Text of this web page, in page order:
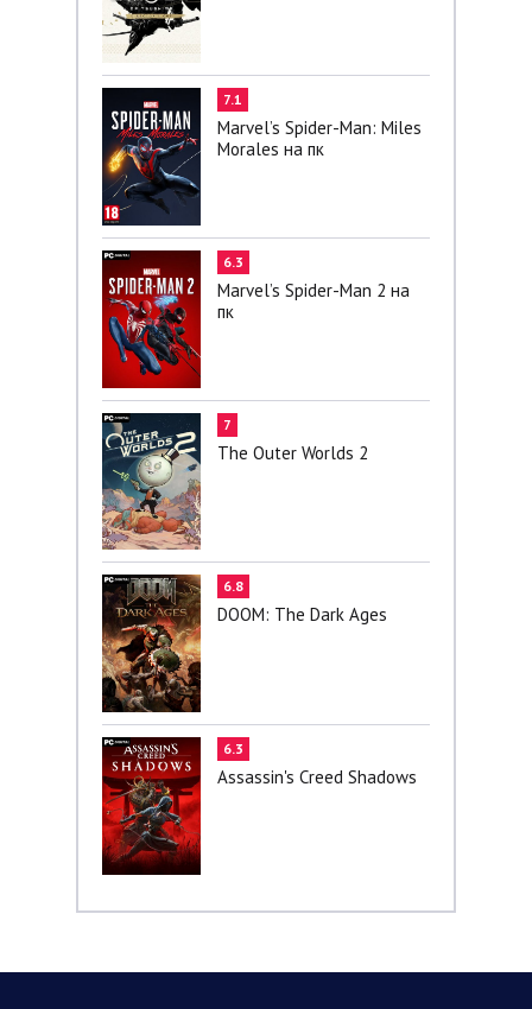
7.1
Marvel’s Spider-Man: Miles
Morales на пк
6.3
Marvel’s Spider-Man 2 на
пк
7
The Outer Worlds 2
6.8
DOOM: The Dark Ages
6.3
Assassin's Creed Shadows